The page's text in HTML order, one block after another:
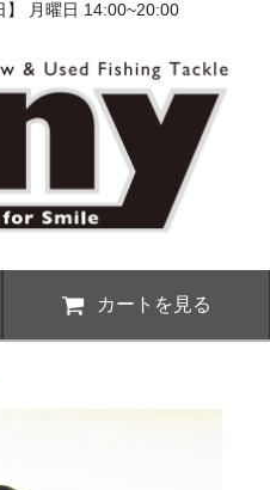
】 月曜日 14:00~20:00
カートを見る